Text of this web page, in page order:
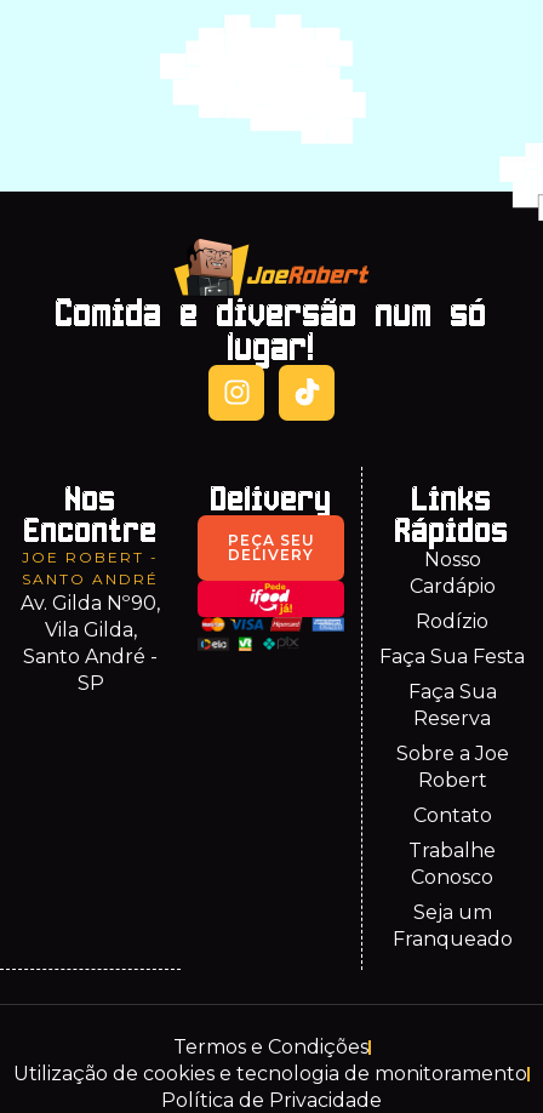
Comida e diversão num só
lugar!
Nos
Encontre
JOE ROBERT -
SANTO ANDRÉ
Av. Gilda Nº90,
Vila Gilda,
Santo André -
SP
Delivery
PEÇA SEU
DELIVERY
Links
Rápidos
Nosso
Cardápio
Rodízio
Faça Sua Festa
Faça Sua
Reserva
Sobre a Joe
Robert
Contato
Trabalhe
Conosco
Seja um
Franqueado
Termos e Condições
Utilização de cookies e tecnologia de monitoramento
Política de Privacidade